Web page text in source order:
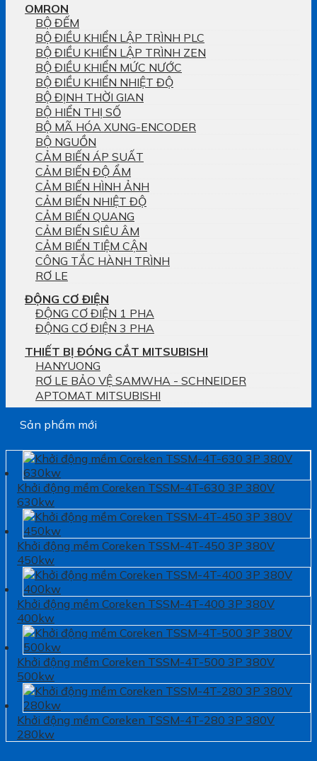
OMRON
BỘ ĐẾM
BỘ ĐIỀU KHIỂN LẬP TRÌNH PLC
BỘ ĐIỀU KHIỂN LẬP TRÌNH ZEN
BỘ ĐIỀU KHIỂN MỨC NƯỚC
BỘ ĐIỀU KHIỂN NHIỆT ĐỘ
BỘ ĐỊNH THỜI GIAN
BỘ HIỂN THỊ SỐ
BỘ MÃ HÓA XUNG-ENCODER
BỘ NGUỒN
CẢM BIẾN ÁP SUẤT
CẢM BIẾN ĐỘ ẨM
CẢM BIẾN HÌNH ẢNH
CẢM BIẾN NHIỆT ĐỘ
CẢM BIẾN QUANG
CẢM BIẾN SIÊU ÂM
CẢM BIẾN TIỆM CẬN
CÔNG TẮC HÀNH TRÌNH
RƠ LE
ĐỘNG CƠ ĐIỆN
ĐỘNG CƠ ĐIỆN 1 PHA
ĐỘNG CƠ ĐIỆN 3 PHA
THIẾT BỊ ĐÓNG CẮT MITSUBISHI
HANYUONG
RƠ LE BẢO VỆ SAMWHA - SCHNEIDER
APTOMAT MITSUBISHI
Sản phẩm mới
Khởi động mềm Coreken TSSM-4T-630 3P 380V
630kw
Khởi động mềm Coreken TSSM-4T-450 3P 380V
450kw
Khởi động mềm Coreken TSSM-4T-400 3P 380V
400kw
Khởi động mềm Coreken TSSM-4T-500 3P 380V
500kw
Khởi động mềm Coreken TSSM-4T-280 3P 380V
280kw